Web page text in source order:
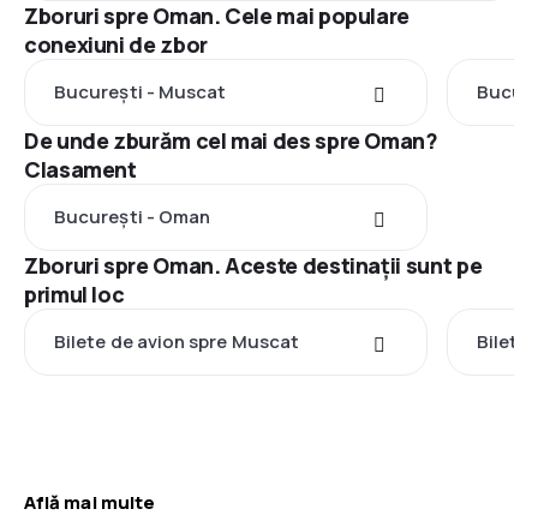
Zboruri spre Oman. Cele mai populare
conexiuni de zbor
București - Muscat
De unde zburăm cel mai des spre Oman?
Clasament
București - Oman
Zboruri spre Oman. Aceste destinații sunt pe
primul loc
Bilete de avion spre Muscat Bilete
Află mai multe